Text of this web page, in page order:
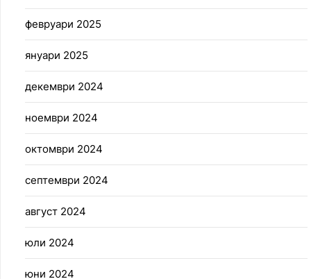
февруари 2025
януари 2025
декември 2024
ноември 2024
октомври 2024
септември 2024
август 2024
юли 2024
юни 2024